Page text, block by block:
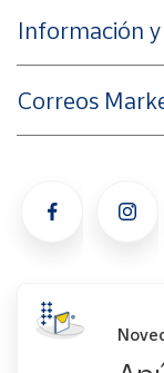
Información y
Correos